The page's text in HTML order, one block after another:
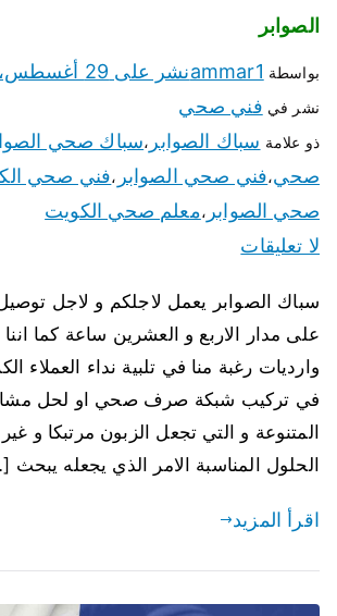
الصوابر
بواسطة ammar1نشر على 29 أغسطس، 2020
نشر في فني صحي
ذو علامة سباك الصوابر ،سباك صحي
صحي،فني صحي الصوابر ،فني صحي
صحي الصوابر ،معلم صحي الكويت
لا تعليقات
سباك الصوابر يعمل لاجلكم و لاجل
على مدار الاربع و العشرين ساعة كما
وارديات رغبة منا في تلبية نداء العملاء
في تركيب شبكة صرف صحي او لحل
المتنوعة و التي تجعل الزبون مرتبكا و
الحلول المناسبة الامر الذي يجعله يبحث
اقرأ المزيد